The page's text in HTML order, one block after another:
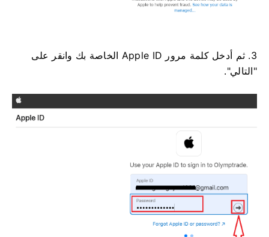
3. ثم أدخل كلمة مرور Apple ID الخاصة بك وانقر على
"التالي".